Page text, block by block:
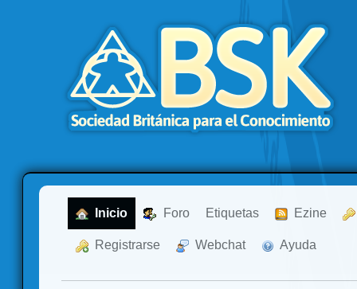
Inicio Foro Etiquetas Ezine
Registrarse Webchat Ayuda